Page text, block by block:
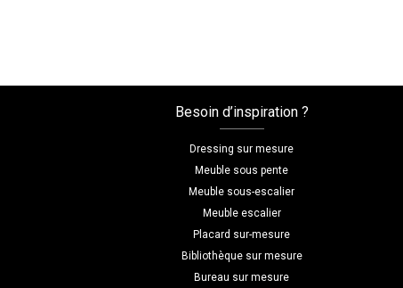
Besoin d’inspiration ?
Dressing sur mesure
Meuble sous pente
Meuble sous-escalier
Meuble escalier
Placard sur-mesure
Bibliothèque sur mesure
Bureau sur mesure